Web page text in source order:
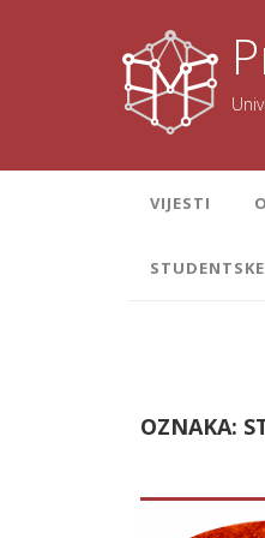
VIJESTI
OZNAKA: